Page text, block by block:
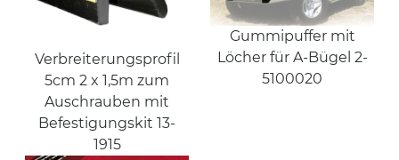
Verbreiterungsprofil
5cm 2 x 1,5m zum
Auschrauben mit
Befestigungskit 13-
1915
Gummipuffer mit
Löcher für A-Bügel 2-
5100020